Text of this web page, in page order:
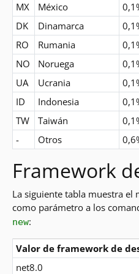
MX
México
DK
Dinamarca
RO
Rumania
NO
Noruega
UA
Ucrania
ID
Indonesia
TW
Taiwán
-
Otros
Framework
La siguiente tabla muestra el
como parámetro a los
new:
Valor de framework de
net8.0